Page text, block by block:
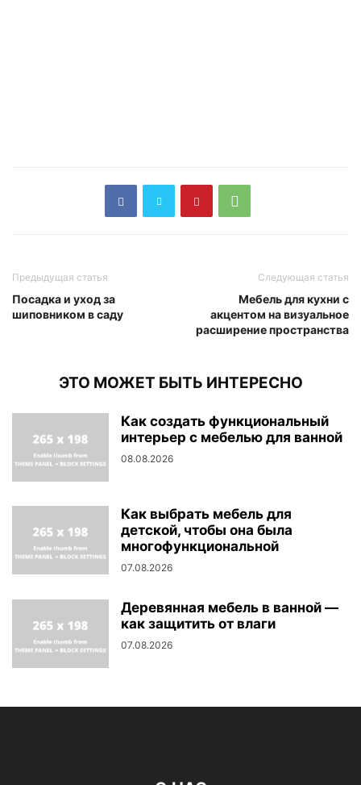
Предыдущая статья
Посадка и уход за
шиповником в саду
Следующая статья
Мебель для кухни с
акцентом на визуальное
расширение пространства
ЭТО МОЖЕТ БЫТЬ ИНТЕРЕСНО
Как создать функциональный
интерьер с мебелью для ванной
08.08.2026
Как выбрать мебель для
детской, чтобы она была
многофункциональной
07.08.2026
Деревянная мебель в ванной —
как защитить от влаги
07.08.2026